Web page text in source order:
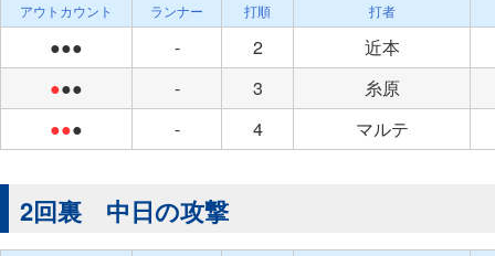
アウトカウント ランナー 打順 打者
●●● - 2
近本
●●● - 3
糸原
●●● - 4 マルテ
2回裏 中日の攻撃